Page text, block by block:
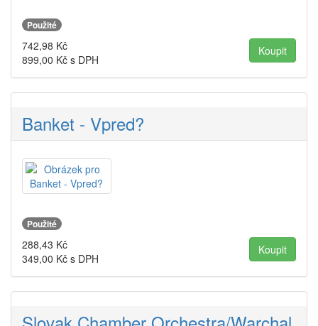
Použité
742,98 Kč
899,00 Kč s DPH
Banket - Vpred?
Použité
288,43 Kč
349,00 Kč s DPH